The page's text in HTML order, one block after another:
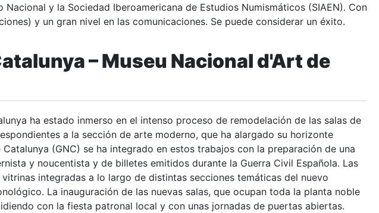
y la Sociedad Iberoamericana de Estudios Numismáticos (SIAEN). Con
y un gran nivel en las comunicaciones. Se puede considerar un éxito.
–Museu Nacional d'Art de
ha estado inmerso en el intenso proceso de remodelación de las salas de
a la sección de arte moderno, que ha alargado su horizonte
(GNC) se ha integrado en estos trabajos con la preparación de una
y noucentista y de billetes emitidos durante la Guerra Civil Española. Las
integradas a lo largo de distintas secciones temáticas del nuevo
La inauguración de las nuevas salas, que ocupan toda la planta noble
con la fiesta patronal local y con unas jornadas de puertas abiertas.